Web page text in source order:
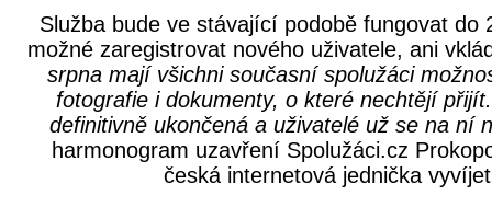
Služba bude ve stávající podobě fungovat do
možné zaregistrovat nového uživatele, ani
srpna mají všichni současní spolužáci
fotografie i dokumenty, o které nechtějí
definitivně ukončená a uživatelé už se na ní
harmonogram uzavření Spolužáci.cz
česká internetová jednička